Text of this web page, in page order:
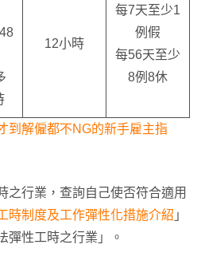
12小時
每7天至少1
例假
每56天至少
8例8休
到解僱都不NG的新手雇主指
之行業，查詢自己使否符合適用
時制度及工作彈性化措施介紹 」
彈性工時之行業」。